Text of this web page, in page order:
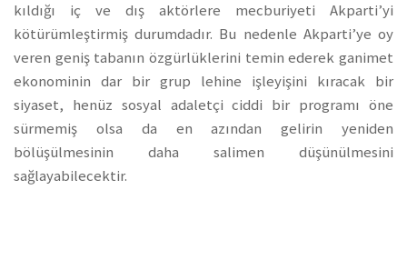
kıldığı iç ve dış aktörlere mecburiyeti Akparti’yi
kötürümleştirmiş durumdadır. Bu nedenle Akparti’ye oy
veren geniş tabanın özgürlüklerini temin ederek ganimet
ekonominin dar bir grup lehine işleyişini kıracak bir
siyaset, henüz sosyal adaletçi ciddi bir programı öne
sürmemiş olsa da en azından gelirin yeniden
bölüşülmesinin daha salimen düşünülmesini
sağlayabilecektir.